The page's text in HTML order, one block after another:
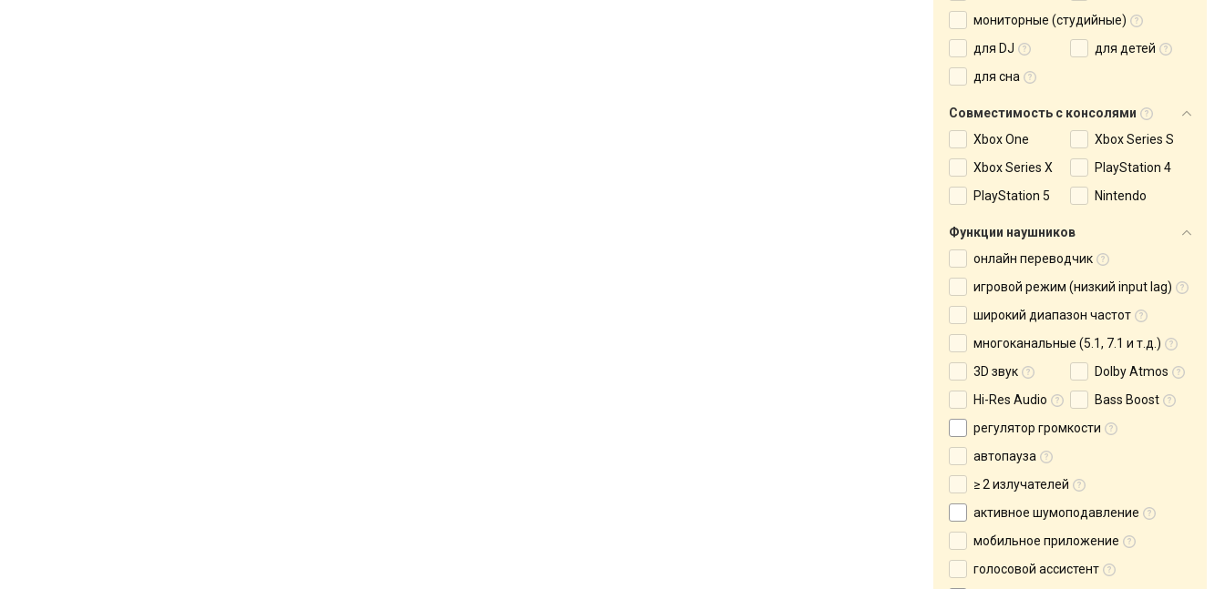
мониторные (студийные)
для DJ
для детей
для сна
Совместимость с консолями
Xbox One
Xbox Series S
Xbox Series X
PlayStation 4
PlayStation 5
Nintendo
Функции наушников
онлайн переводчик
игровой режим (низкий input lag)
широкий диапазон частот
многоканальные (5.1, 7.1 и т.д.)
3D звук
Dolby Atmos
Hi-Res Audio
Bass Boost
регулятор громкости
автопауза
≥ 2 излучателей
активное шумоподавление
мобильное приложение
голосовой ассистент